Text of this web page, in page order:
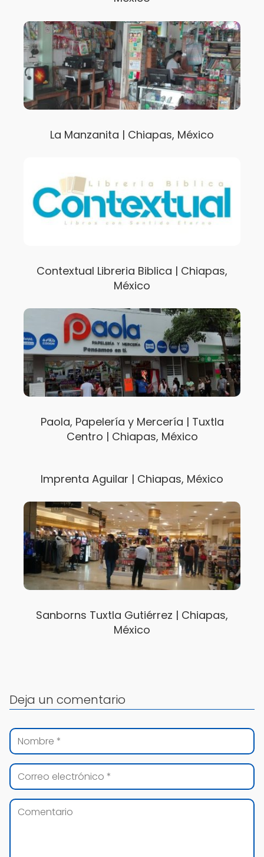
La Manzanita | Chiapas, México
Contextual Libreria Biblica | Chiapas,
México
Paola, Papelería y Mercería | Tuxtla
Centro | Chiapas, México
Imprenta Aguilar | Chiapas, México
Sanborns Tuxtla Gutiérrez | Chiapas,
México
Deja un comentario